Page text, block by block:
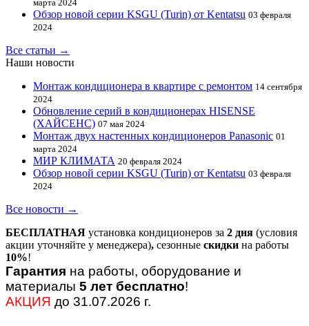
марта 2024
Обзор новой серии KSGU (Turin) от Kentatsu 03 февраля
2024
Все статьи →
Наши новости
Монтаж кондиционера в квартире с ремонтом 14 сентября
2024
Обновление серий в кондиционерах HISENSE
(ХАЙСЕНС) 07 мая 2024
Монтаж двух настенных кондиционеров Panasonic 01
марта 2024
МИР КЛИМАТА 20 февраля 2024
Обзор новой серии KSGU (Turin) от Kentatsu 03 февраля
2024
Все новости →
БЕСПЛАТНАЯ установка кондиционеров за 2 дня (условия
акции уточняйте у менеджера), сезонные скидки на работы
10%!
Гарантия на работы, оборудование и
материалы 5 лет бесплатно!
АКЦИЯ до 31.07.2026 г.